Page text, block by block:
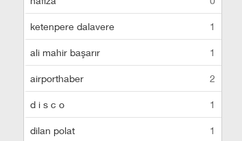
ketenpere dalavere 1
ali mahir başarır 1
airporthaber 2
d i s c o 1
dilan polat 1